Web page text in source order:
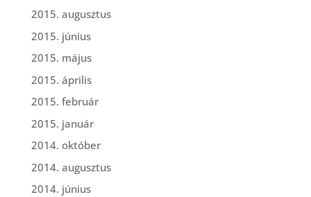
2015. augusztus
2015. június
2015. május
2015. április
2015. február
2015. január
2014. október
2014. augusztus
2014. június